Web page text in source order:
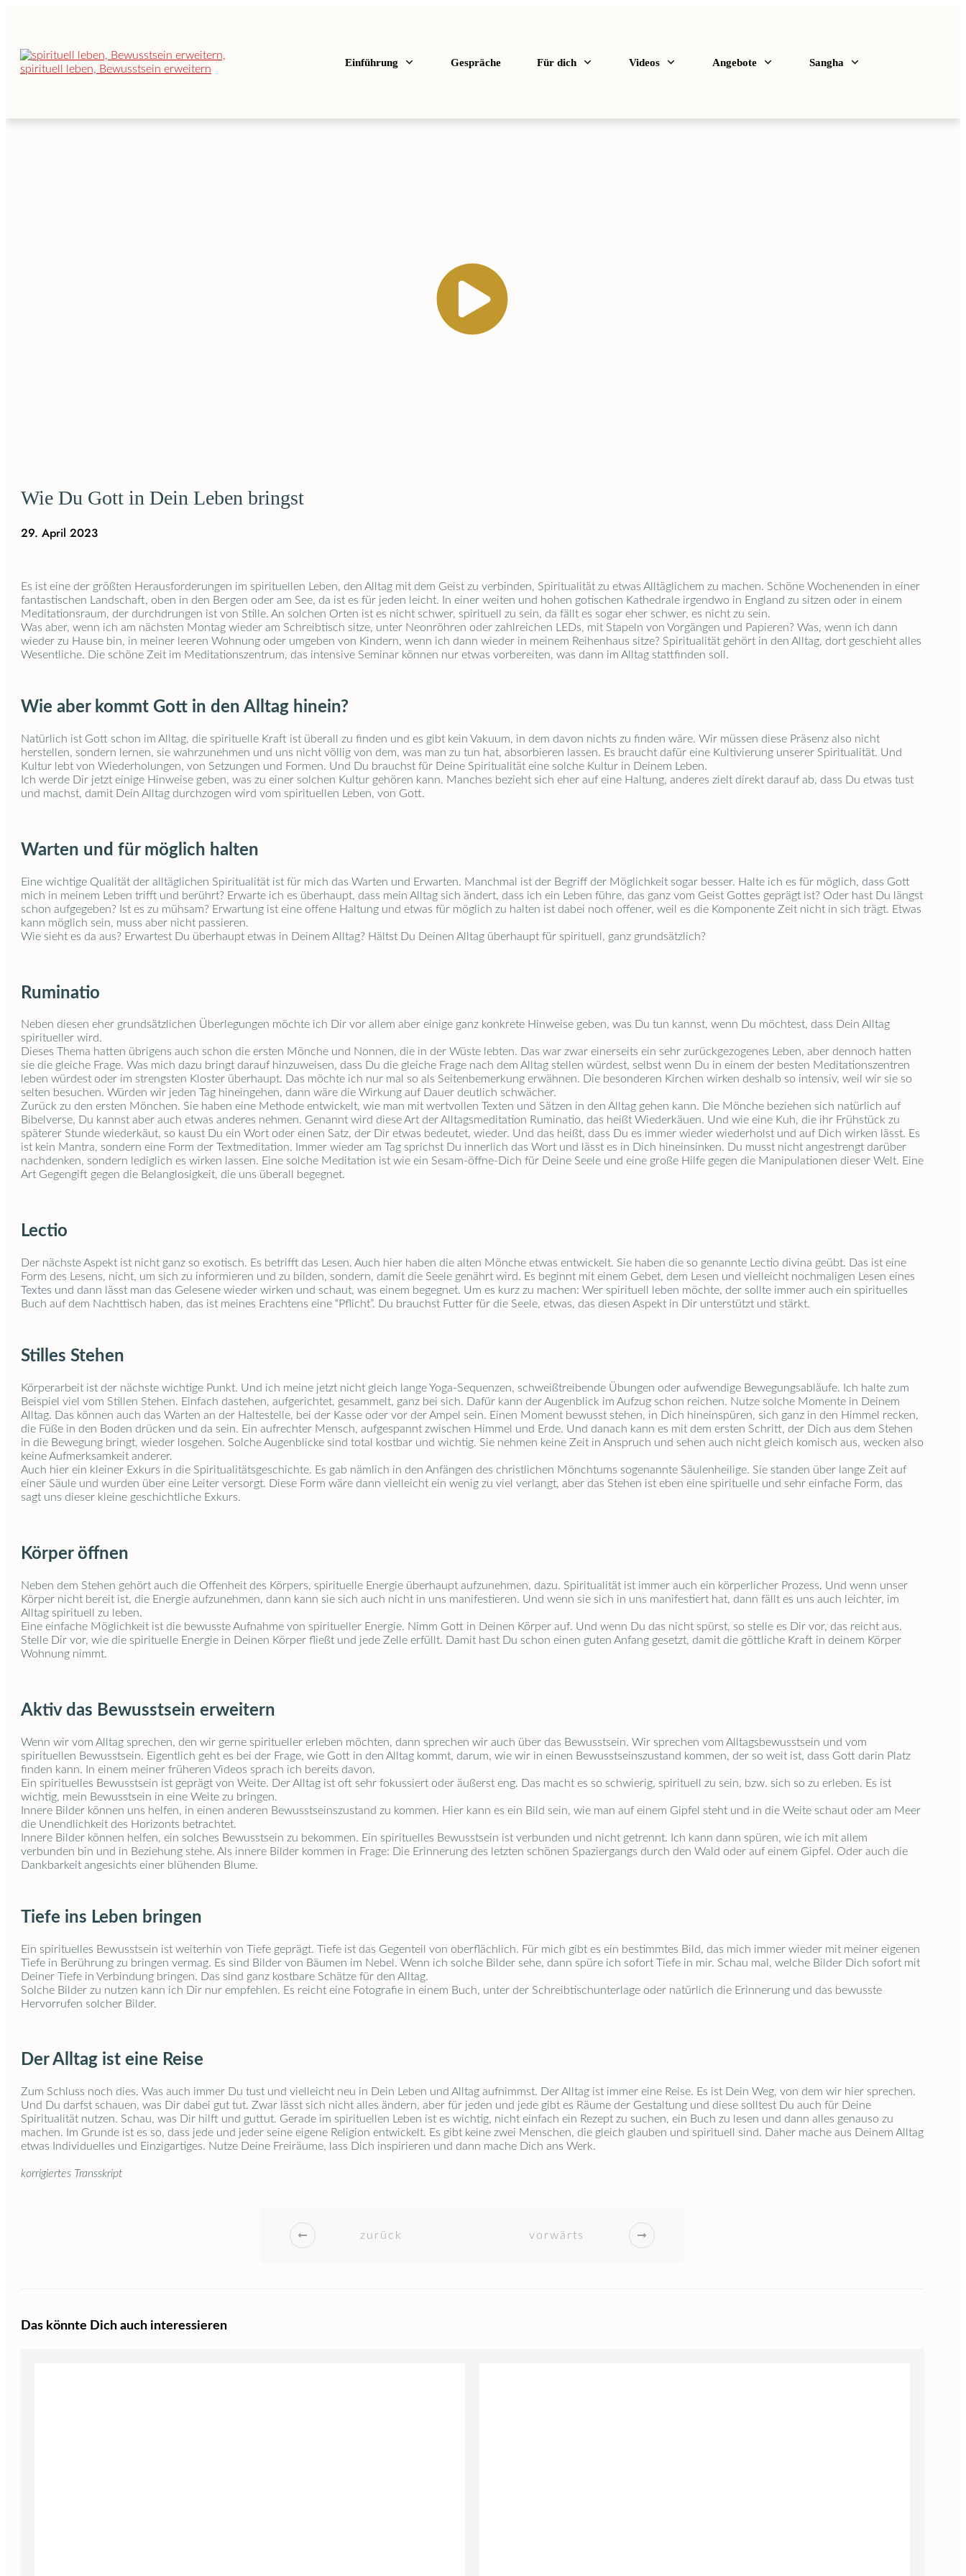
Einführung Gespräche Für dich Videos Angebote Sangha
Wie Du Gott in Dein Leben bringst
29. April 2023
Es ist eine der größten Herausforderungen im spirituellen Leben, den Alltag mit dem Geist zu verbinden, Spiritualität zu etwas Alltäglichem zu machen. Schöne Wochenenden in einer
fantastischen Landschaft, oben in den Bergen oder am See, da ist es für jeden leicht. In einer weiten und hohen gotischen Kathedrale irgendwo in England zu sitzen oder in einem
Meditationsraum, der durchdrungen ist von Stille. An solchen Orten ist es nicht schwer, spirituell zu sein, da fällt es sogar eher schwer, es nicht zu sein.
Was aber, wenn ich am nächsten Montag wieder am Schreibtisch sitze, unter Neonröhren oder zahlreichen LEDs, mit Stapeln von Vorgängen und Papieren? Was, wenn ich dann
wieder zu Hause bin, in meiner leeren Wohnung oder umgeben von Kindern, wenn ich dann wieder in meinem Reihenhaus sitze? Spiritualität gehört in den Alltag, dort geschieht alles
Wesentliche. Die schöne Zeit im Meditationszentrum, das intensive Seminar können nur etwas vorbereiten, was dann im Alltag stattfinden soll.
Wie aber kommt Gott in den Alltag hinein?
Natürlich ist Gott schon im Alltag, die spirituelle Kraft ist überall zu finden und es gibt kein Vakuum, in dem davon nichts zu finden wäre. Wir müssen diese Präsenz also nicht
herstellen, sondern lernen, sie wahrzunehmen und uns nicht völlig von dem, was man zu tun hat, absorbieren lassen. Es braucht dafür eine Kultivierung unserer Spiritualität. Und
Kultur lebt von Wiederholungen, von Setzungen und Formen. Und Du brauchst für Deine Spiritualität eine solche Kultur in Deinem Leben.
Ich werde Dir jetzt einige Hinweise geben, was zu einer solchen Kultur gehören kann. Manches bezieht sich eher auf eine Haltung, anderes zielt direkt darauf ab, dass Du etwas tust
und machst, damit Dein Alltag durchzogen wird vom spirituellen Leben, von Gott.
Warten und für möglich halten
Eine wichtige Qualität der alltäglichen Spiritualität ist für mich das Warten und Erwarten. Manchmal ist der Begriff der Möglichkeit sogar besser. Halte ich es für möglich, dass Gott
mich in meinem Leben trifft und berührt? Erwarte ich es überhaupt, dass mein Alltag sich ändert, dass ich ein Leben führe, das ganz vom Geist Gottes geprägt ist? Oder hast Du längst
schon aufgegeben? Ist es zu mühsam? Erwartung ist eine offene Haltung und etwas für möglich zu halten ist dabei noch offener, weil es die Komponente Zeit nicht in sich trägt. Etwas
kann möglich sein, muss aber nicht passieren.
Wie sieht es da aus? Erwartest Du überhaupt etwas in Deinem Alltag? Hältst Du Deinen Alltag überhaupt für spirituell, ganz grundsätzlich?
Ruminatio
Neben diesen eher grundsätzlichen Überlegungen möchte ich Dir vor allem aber einige ganz konkrete Hinweise geben, was Du tun kannst, wenn Du möchtest, dass Dein Alltag
spiritueller wird.
Dieses Thema hatten übrigens auch schon die ersten Mönche und Nonnen, die in der Wüste lebten. Das war zwar einerseits ein sehr zurückgezogenes Leben, aber dennoch hatten
sie die gleiche Frage. Was mich dazu bringt darauf hinzuweisen, dass Du die gleiche Frage nach dem Alltag stellen würdest, selbst wenn Du in einem der besten Meditationszentren
leben würdest oder im strengsten Kloster überhaupt. Das möchte ich nur mal so als Seitenbemerkung erwähnen. Die besonderen Kirchen wirken deshalb so intensiv, weil wir sie so
selten besuchen. Würden wir jeden Tag hineingehen, dann wäre die Wirkung auf Dauer deutlich schwächer.
Zurück zu den ersten Mönchen. Sie haben eine Methode entwickelt, wie man mit wertvollen Texten und Sätzen in den Alltag gehen kann. Die Mönche beziehen sich natürlich auf
Bibelverse, Du kannst aber auch etwas anderes nehmen. Genannt wird diese Art der Alltagsmeditation Ruminatio, das heißt Wiederkäuen. Und wie eine Kuh, die ihr Frühstück zu
späterer Stunde wiederkäut, so kaust Du ein Wort oder einen Satz, der Dir etwas bedeutet, wieder. Und das heißt, dass Du es immer wieder wiederholst und auf Dich wirken lässt. Es
ist kein Mantra, sondern eine Form der Textmeditation. Immer wieder am Tag sprichst Du innerlich das Wort und lässt es in Dich hineinsinken. Du musst nicht angestrengt darüber
nachdenken, sondern lediglich es wirken lassen. Eine solche Meditation ist wie ein Sesam-öffne-Dich für Deine Seele und eine große Hilfe gegen die Manipulationen dieser Welt. Eine
Art Gegengift gegen die Belanglosigkeit, die uns überall begegnet.
Lectio
Der nächste Aspekt ist nicht ganz so exotisch. Es betrifft das Lesen. Auch hier haben die alten Mönche etwas entwickelt. Sie haben die so genannte Lectio divina geübt. Das ist eine
Form des Lesens, nicht, um sich zu informieren und zu bilden, sondern, damit die Seele genährt wird. Es beginnt mit einem Gebet, dem Lesen und vielleicht nochmaligen Lesen eines
Textes und dann lässt man das Gelesene wieder wirken und schaut, was einem begegnet. Um es kurz zu machen: Wer spirituell leben möchte, der sollte immer auch ein spirituelles
Buch auf dem Nachttisch haben, das ist meines Erachtens eine “Pflicht”. Du brauchst Futter für die Seele, etwas, das diesen Aspekt in Dir unterstützt und stärkt.
Stilles Stehen
Körperarbeit ist der nächste wichtige Punkt. Und ich meine jetzt nicht gleich lange Yoga-Sequenzen, schweißtreibende Übungen oder aufwendige Bewegungsabläufe. Ich halte zum
Beispiel viel vom Stillen Stehen. Einfach dastehen, aufgerichtet, gesammelt, ganz bei sich. Dafür kann der Augenblick im Aufzug schon reichen. Nutze solche Momente in Deinem
Alltag. Das können auch das Warten an der Haltestelle, bei der Kasse oder vor der Ampel sein. Einen Moment bewusst stehen, in Dich hineinspüren, sich ganz in den Himmel recken,
die Füße in den Boden drücken und da sein. Ein aufrechter Mensch, aufgespannt zwischen Himmel und Erde. Und danach kann es mit dem ersten Schritt, der Dich aus dem Stehen
in die Bewegung bringt, wieder losgehen. Solche Augenblicke sind total kostbar und wichtig. Sie nehmen keine Zeit in Anspruch und sehen auch nicht gleich komisch aus, wecken also
keine Aufmerksamkeit anderer.
Auch hier ein kleiner Exkurs in die Spiritualitätsgeschichte. Es gab nämlich in den Anfängen des christlichen Mönchtums sogenannte Säulenheilige. Sie standen über lange Zeit auf
einer Säule und wurden über eine Leiter versorgt. Diese Form wäre dann vielleicht ein wenig zu viel verlangt, aber das Stehen ist eben eine spirituelle und sehr einfache Form, das
sagt uns dieser kleine geschichtliche Exkurs.
Körper öffnen
Neben dem Stehen gehört auch die Offenheit des Körpers, spirituelle Energie überhaupt aufzunehmen, dazu. Spiritualität ist immer auch ein körperlicher Prozess. Und wenn unser
Körper nicht bereit ist, die Energie aufzunehmen, dann kann sie sich auch nicht in uns manifestieren. Und wenn sie sich in uns manifestiert hat, dann fällt es uns auch leichter, im
Alltag spirituell zu leben.
Eine einfache Möglichkeit ist die bewusste Aufnahme von spiritueller Energie. Nimm Gott in Deinen Körper auf. Und wenn Du das nicht spürst, so stelle es Dir vor, das reicht aus.
Stelle Dir vor, wie die spirituelle Energie in Deinen Körper fließt und jede Zelle erfüllt. Damit hast Du schon einen guten Anfang gesetzt, damit die göttliche Kraft in deinem Körper
Wohnung nimmt.
Aktiv das Bewusstsein erweitern
Wenn wir vom Alltag sprechen, den wir gerne spiritueller erleben möchten, dann sprechen wir auch über das Bewusstsein. Wir sprechen vom Alltagsbewusstsein und vom
spirituellen Bewusstsein. Eigentlich geht es bei der Frage, wie Gott in den Alltag kommt, darum, wie wir in einen Bewusstseinszustand kommen, der so weit ist, dass Gott darin Platz
finden kann. In einem meiner früheren Videos sprach ich bereits davon.
Ein spirituelles Bewusstsein ist geprägt von Weite. Der Alltag ist oft sehr fokussiert oder äußerst eng. Das macht es so schwierig, spirituell zu sein, bzw. sich so zu erleben. Es ist
wichtig, mein Bewusstsein in eine Weite zu bringen.
Innere Bilder können uns helfen, in einen anderen Bewusstseinszustand zu kommen. Hier kann es ein Bild sein, wie man auf einem Gipfel steht und in die Weite schaut oder am Meer
die Unendlichkeit des Horizonts betrachtet.
Innere Bilder können helfen, ein solches Bewusstsein zu bekommen. Ein spirituelles Bewusstsein ist verbunden und nicht getrennt. Ich kann dann spüren, wie ich mit allem
verbunden bin und in Beziehung stehe. Als innere Bilder kommen in Frage: Die Erinnerung des letzten schönen Spaziergangs durch den Wald oder auf einem Gipfel. Oder auch die
Dankbarkeit angesichts einer blühenden Blume.
Tiefe ins Leben bringen
Ein spirituelles Bewusstsein ist weiterhin von Tiefe geprägt. Tiefe ist das Gegenteil von oberflächlich. Für mich gibt es ein bestimmtes Bild, das mich immer wieder mit meiner eigenen
Tiefe in Berührung zu bringen vermag. Es sind Bilder von Bäumen im Nebel. Wenn ich solche Bilder sehe, dann spüre ich sofort Tiefe in mir. Schau mal, welche Bilder Dich sofort mit
Deiner Tiefe in Verbindung bringen. Das sind ganz kostbare Schätze für den Alltag.
Solche Bilder zu nutzen kann ich Dir nur empfehlen. Es reicht eine Fotografie in einem Buch, unter der Schreibtischunterlage oder natürlich die Erinnerung und das bewusste
Hervorrufen solcher Bilder.
Der Alltag ist eine Reise
Zum Schluss noch dies. Was auch immer Du tust und vielleicht neu in Dein Leben und Alltag aufnimmst. Der Alltag ist immer eine Reise. Es ist Dein Weg, von dem wir hier sprechen.
Und Du darfst schauen, was Dir dabei gut tut. Zwar lässt sich nicht alles ändern, aber für jeden und jede gibt es Räume der Gestaltung und diese solltest Du auch für Deine
Spiritualität nutzen. Schau, was Dir hilft und guttut. Gerade im spirituellen Leben ist es wichtig, nicht einfach ein Rezept zu suchen, ein Buch zu lesen und dann alles genauso zu
machen. Im Grunde ist es so, dass jede und jeder seine eigene Religion entwickelt. Es gibt keine zwei Menschen, die gleich glauben und spirituell sind. Daher mache aus Deinem Alltag
etwas Individuelles und Einzigartiges. Nutze Deine Freiräume, lass Dich inspirieren und dann mache Dich ans Werk.
korrigiertes Transskript
zurück vorwärts
Das könnte Dich auch interessieren